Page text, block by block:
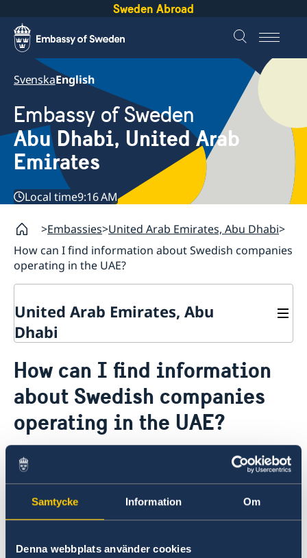
Samtycke Information Om
Denna webbplats använder cookies
Sweden Abroad
SvenskaEnglish
Embassy of Sweden
Abu Dhabi, United Arab
Emirates
Local time9:16 AM
Embassies United Arab Emirates, Abu Dhabi
How can I find information about Swedish companies
operating in the UAE?
United Arab Emirates, Abu
Dhabi
About us
Embassy Staff
Vacancies
Current
News
How can I find information
about Swedish companies
operating in the UAE?
You can find a list of Swedish companies
operating in the UAE through the Business
between Sweden and the UAE, highlights the
commitment of Swedish businesses in the UAE